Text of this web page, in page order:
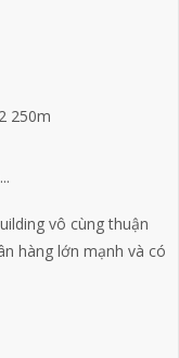
250m
vô cùng thuận
hàng lớn mạnh và có